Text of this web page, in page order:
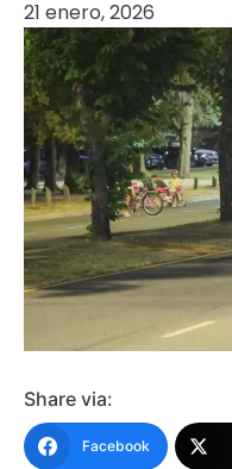
21 enero, 2026
Share via:
Facebook